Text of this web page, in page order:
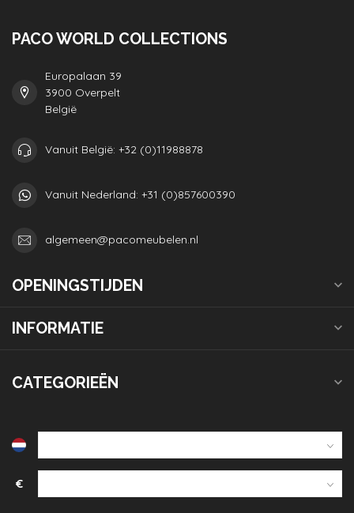
PACO WORLD COLLECTIONS
Europalaan 39
3900 Overpelt
België
Vanuit België: +32 (0)11988878
Vanuit Nederland: +31 (0)857600390
algemeen@pacomeubelen.nl
OPENINGSTIJDEN
INFORMATIE
CATEGORIEËN
€